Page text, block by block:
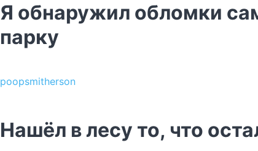
Я обнаружил обломки
парку
poopsmitherson
Нашёл в лесу то, что